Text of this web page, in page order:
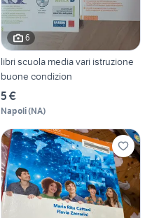
6
libri scuola media vari istruzione
buone condizion
5 €
Napoli(NA)